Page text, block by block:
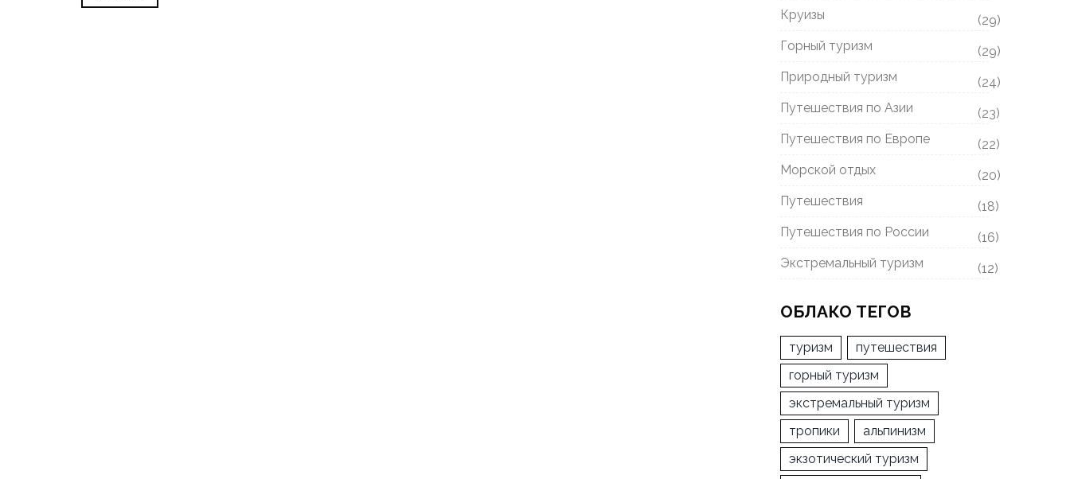
Круизы
(29)
Горный туризм
(29)
Природный туризм
(24)
Путешествия по Азии
(23)
Путешествия по Европе
(22)
Морской отдых
(20)
Путешествия
(18)
Путешествия по России
(16)
Экстремальный туризм
(12)
ОБЛАКО ТЕГОВ
туризм
путешествия
горный туризм
экстремальный туризм
тропики
альпинизм
экзотический туризм